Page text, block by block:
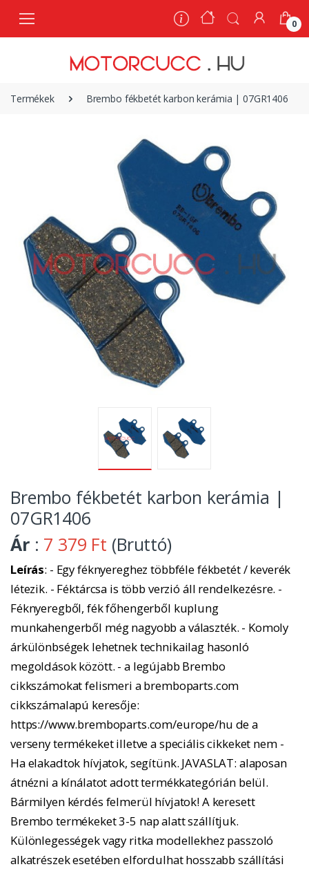
0
Termékek Brembo fékbetét karbon kerámia | 07GR1406
Brembo fékbetét karbon kerámia |
07GR1406
Ár : 7 379 Ft (Bruttó)
Leírás: - Egy féknyereghez többféle fékbetét / keverék
létezik. - Féktárcsa is több verzió áll rendelkezésre. -
Féknyeregből, fék főhengerből kuplung
munkahengerből még nagyobb a választék. - Komoly
árkülönbségek lehetnek technikailag hasonló
megoldások között. - a legújabb Brembo
cikkszámokat felismeri a bremboparts.com
cikkszámalapú keresője:
https://www.bremboparts.com/europe/hu de a
verseny termékeket illetve a speciális cikkeket nem -
Ha elakadtok hívjatok, segítünk. JAVASLAT: alaposan
átnézni a kínálatot adott termékkategórián belül.
Bármilyen kérdés felmerül hívjatok! A keresett
Brembo termékeket 3-5 nap alatt szállítjuk.
Különlegességek vagy ritka modellekhez passzoló
alkatrészek esetében elfordulhat hosszabb szállítási
0